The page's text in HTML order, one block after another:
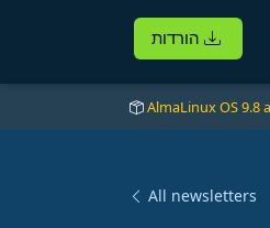
הורדות
AlmaLinux OS 9.8
All newsletters